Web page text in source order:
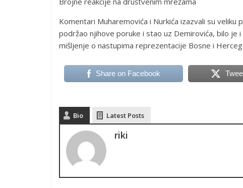
Komentari Muharemovića i Nurkića izazvali su veliku
podržao njihove poruke i stao uz Demirovića, bilo je
mišljenje o nastupima reprezentacije Bosne i
Share on Facebook
Bio Latest Posts
riki